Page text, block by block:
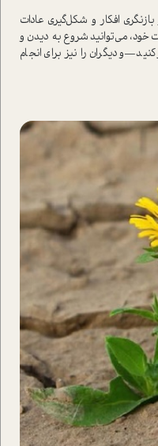
بازنگری افکار و شکل‌گیری عادات
خود، می‌توانید شروع به دیدن و
دیگران را نیز برای انجام